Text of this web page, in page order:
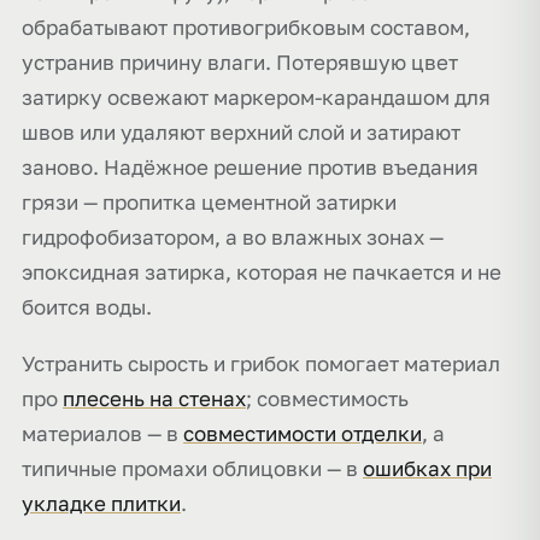
обрабатывают противогрибковым составом,
устранив причину влаги. Потерявшую цвет
затирку освежают маркером-карандашом для
швов или удаляют верхний слой и затирают
заново. Надёжное решение против въедания
грязи — пропитка цементной затирки
гидрофобизатором, а во влажных зонах —
эпоксидная затирка, которая не пачкается и не
боится воды.
Устранить сырость и грибок помогает материал
про плесень на стенах; совместимость
материалов — в совместимости отделки, а
типичные промахи облицовки — в ошибках при
укладке плитки.